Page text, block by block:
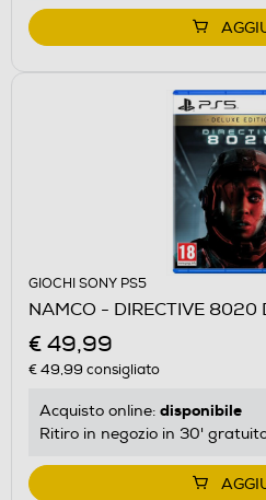
GIOCHI SONY PS5
NAMCO - DIRECTIVE 8020
€ 49,99
€ 49,99 consigliato
Acquisto online: disponibile
Ritiro in negozio in 30'